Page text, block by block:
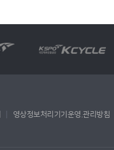
영상정보처리기기운영.관리방침